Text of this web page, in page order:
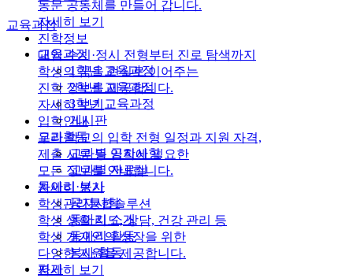
교육과정
교육과정
1학년 교육과정
2학년 교육과정
3학년 교육과정
게시판
교과활동
교과별 공지사항
교과별 자료실
동아리·봉사
공지사항
동아리 소개
동아리 활동
봉사 활동
평가
동문 공동체를 만들어 갑니다.
자세히 보기
진학정보
대입 수시·정시 전형부터 진로 탐색까지
학생의 꿈을 현실로 이어주는
진학 정보를 제공합니다.
자세히 보기
입학안내
우리 학교의 입학 전형 일정과 지원 자격,
제출 서류 등 입학에 필요한
모든 정보를 안내합니다.
자세히 보기
학생관리통합솔루션
학생 생활 지도, 상담, 건강 관리 등
학생 개개인의 성장을 위한
다양한 지원을 제공합니다.
자세히 보기